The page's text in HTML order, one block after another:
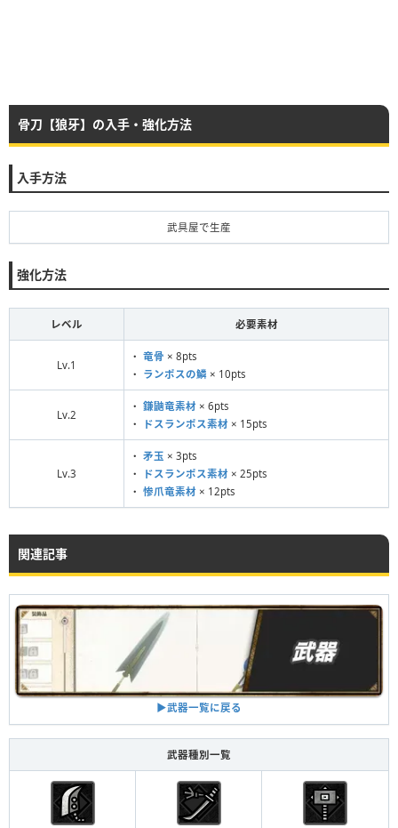
骨刀【狼牙】の入手・強化方法
入手方法
武具屋で生産
強化方法
レベル 必要素材
Lv.1
・ 竜骨 × 8pts
・ ランポスの鱗 × 10pts
Lv.2
・ 鎌鼬竜素材 × 6pts
・
ドスランポス素材 × 15pts
Lv.3
・ 矛玉 × 3pts
・
ドスランポス素材 × 25pts
・ 惨爪竜素材 × 12pts
関連記事
▶︎武器一覧に戻る
武器種別一覧